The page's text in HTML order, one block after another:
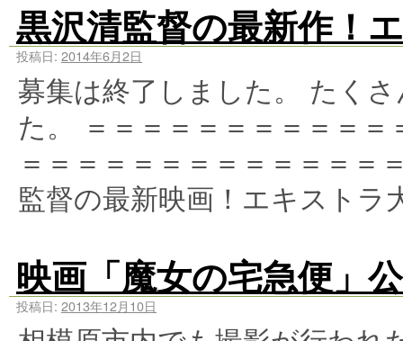
黒沢清監督の最新作！
投稿日: 2014年6月2日
募集は終了しました。 たく
た。 ＝＝＝＝＝＝＝＝＝＝
＝＝＝＝＝＝＝＝＝＝＝＝＝
監督の最新映画！エキスト
映画「魔女の宅急便」
投稿日: 2013年12月10日